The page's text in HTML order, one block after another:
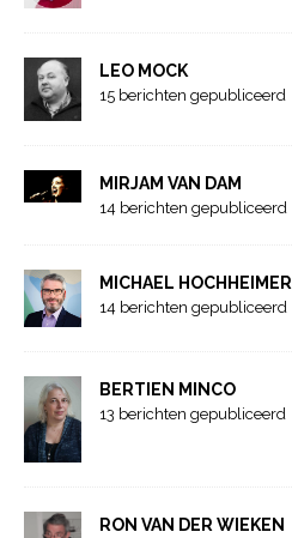
LEO MOCK
15 berichten gepubliceerd
MIRJAM VAN DAM
14 berichten gepubliceerd
MICHAEL HOCHHEIMER
14 berichten gepubliceerd
BERTIEN MINCO
13 berichten gepubliceerd
RON VAN DER WIEKEN